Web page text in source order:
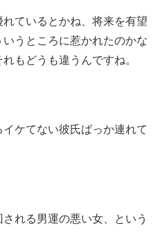
ているとかね、将来を有望
うところに惹かれたのかな
もどうも違うんですね。
ケてない彼氏ばっか連れて
れる男運の悪い女、という